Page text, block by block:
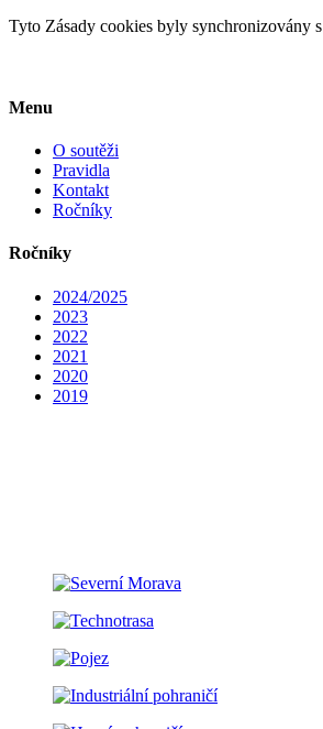
Tyto Zásady cookies byly synchronizovány s
Menu
O soutěži
Pravidla
Kontakt
Ročníky
Ročníky
2024/2025
2023
2022
2021
2020
2019